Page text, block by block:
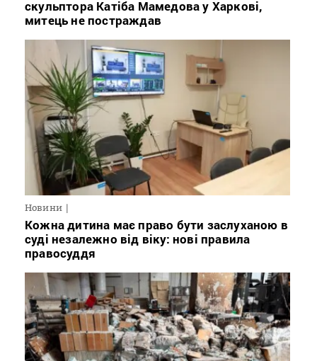
скульптора Катіба Мамедова у Харкові,
митець не постраждав
Новини
Кожна дитина має право бути заслуханою в
суді незалежно від віку: нові правила
правосуддя